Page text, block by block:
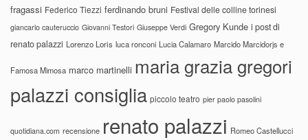
fragassi Federico Tiezzi ferdinando bruni Festival delle colline torinesi
giancarlo cauteruccio Giovanni Testori Giuseppe Verdi Gregory Kunde i post di
renato palazzi Lorenzo Loris luca ronconi Lucia Calamaro Marcido Marcidorjs e
Famosa Mimosa marco martinelli maria grazia gregori
palazzi consiglia piccolo teatro pier paolo pasolini
quotidiana.com recensione renato palazzi Romeo Castellucci